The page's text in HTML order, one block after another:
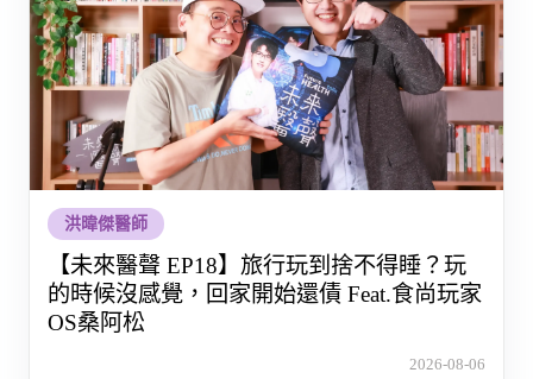
洪暐傑醫師
【未來醫聲 EP18】旅行玩到捨不得睡？玩
的時候沒感覺，回家開始還債 Feat.食尚玩家
OS桑阿松
2026-08-06